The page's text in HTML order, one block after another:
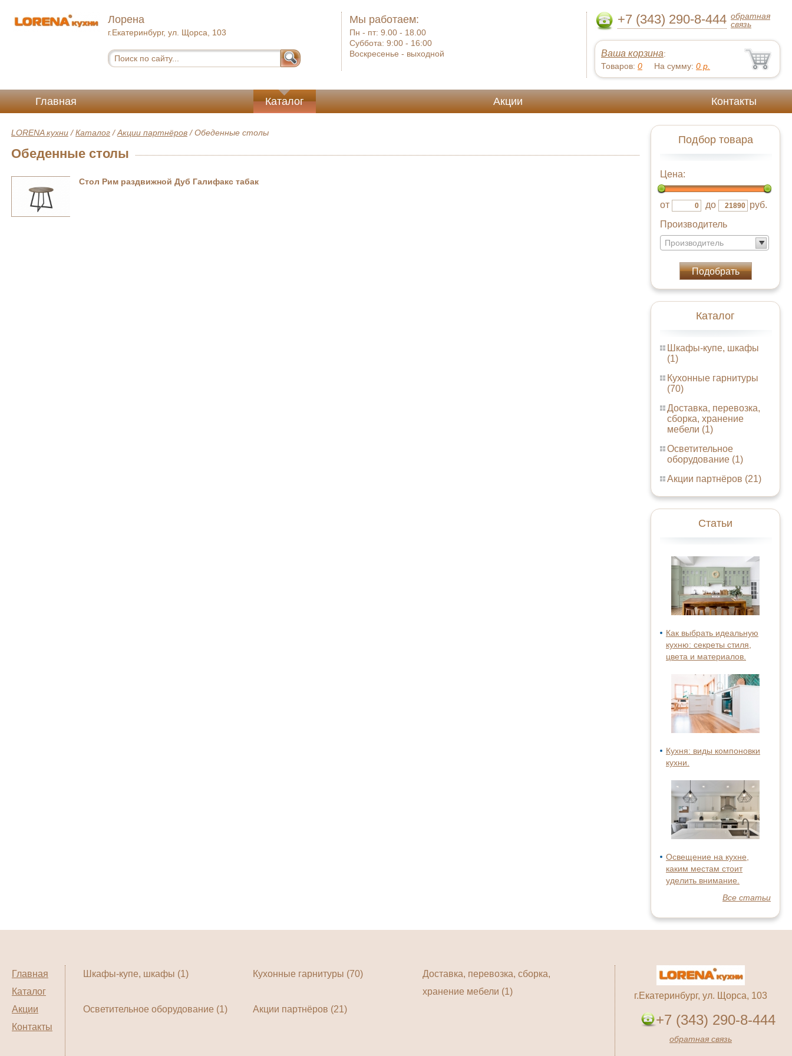
Лорена
г.Екатеринбург, ул. Щорса, 103
Мы работаем:
Пн - пт:9.00 - 18.00
Суббота:9:00 - 16:00
Воскресенье - выходной
+7 (343) 290-8-444 обратная
связь
Ваша корзина:
Товаров: 0 На сумму: 0 р.
Главная Каталог Акции Контакты
Подбор товара
Цена:
от до
руб.
Производитель
Производитель
Подобрать
Каталог
Шкафы-купе, шкафы
(1)
Кухонные гарнитуры
(70)
Доставка, перевозка,
сборка, хранение
мебели (1)
Осветительное
оборудование (1)
Акции партнёров (21)
Статьи
Как выбрать идеальную
кухню: секреты стиля,
цвета и материалов.
Кухня: виды компоновки
кухни.
Освещение на кухне,
каким местам стоит
уделить внимание.
Все статьи
LORENA кухни /Каталог /Акции партнёров /Обеденные столы
Обеденные столы
Стол Рим раздвижной Дуб Галифакс табак
Главная
Каталог
Акции
Контакты
г.Екатеринбург, ул. Щорса, 103
+7 (343) 290-8-444
обратная связь
Шкафы-купе, шкафы (1) Кухонные гарнитуры (70)
Доставка, перевозка, сборка,
хранение мебели (1)
Осветительное оборудование (1)
Акции партнёров (21)